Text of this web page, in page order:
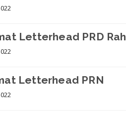
Letterhead PRD
Letterhead PRN